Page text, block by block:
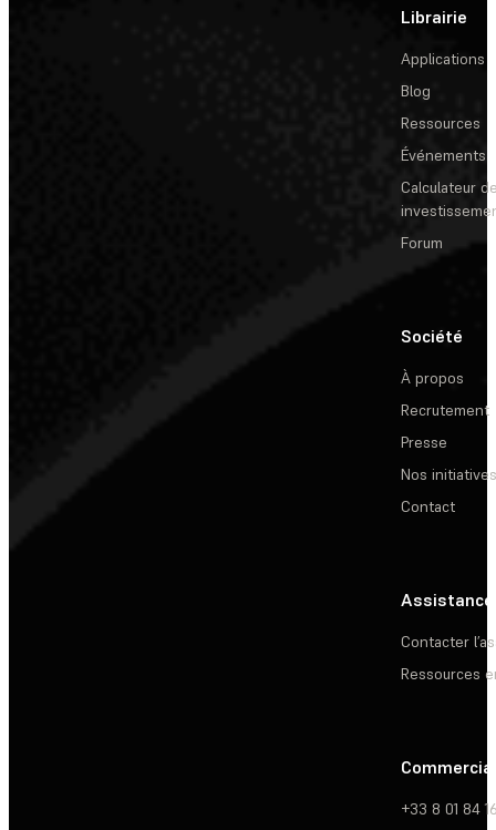
Librairie
Applications
Blog
Ressources
Événements
Calculateur
Forum
Société
À propos
Recrutement
Presse
Nos initiatives
Contact
Assistance
Contacter
Ressources
Commercial
+33 8 01 84